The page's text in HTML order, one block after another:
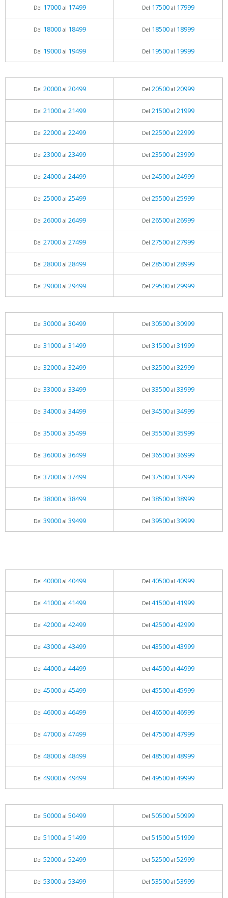
Del 17000al 17499 Del 17500al 17999
Del 18000al 18499 Del 18500al 18999
Del 19000al 19499 Del 19500al 19999
Del 20000al 20499 Del 20500al 20999
Del 21000al 21499 Del 21500al 21999
Del 22000al 22499 Del 22500al 22999
Del 23000al 23499 Del 23500al 23999
Del 24000al 24499 Del 24500al 24999
Del 25000al 25499 Del 25500al 25999
Del 26000al 26499 Del 26500al 26999
Del 27000al 27499 Del 27500al 27999
Del 28000al 28499 Del 28500al 28999
Del 29000al 29499 Del 29500al 29999
Del 30000al 30499 Del 30500al 30999
Del 31000al 31499 Del 31500al 31999
Del 32000al 32499 Del 32500al 32999
Del 33000al 33499 Del 33500al 33999
Del 34000al 34499 Del 34500al 34999
Del 35000al 35499 Del 35500al 35999
Del 36000al 36499 Del 36500al 36999
Del 37000al 37499 Del 37500al 37999
Del 38000al 38499 Del 38500al 38999
Del 39000al 39499 Del 39500al 39999
Del 40000al 40499 Del 40500al 40999
Del 41000al 41499 Del 41500al 41999
Del 42000al 42499 Del 42500al 42999
Del 43000al 43499 Del 43500al 43999
Del 44000al 44499 Del 44500al 44999
Del 45000al 45499 Del 45500al 45999
Del 46000al 46499 Del 46500al 46999
Del 47000al 47499 Del 47500al 47999
Del 48000al 48499 Del 48500al 48999
Del 49000al 49499 Del 49500al 49999
Del 50000al 50499 Del 50500al 50999
Del 51000al 51499 Del 51500al 51999
Del 52000al 52499 Del 52500al 52999
Del 53000al 53499 Del 53500al 53999